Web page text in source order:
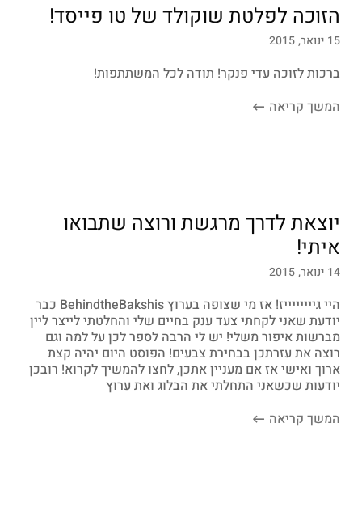
הזוכה לפלטת שוקולד של טו פייסד!
15 ינואר, 2015
ברכות לזוכה עדי פנקר! תודה לכל המשתתפות!
המשך קריאה
יוצאת לדרך מרגשת ורוצה שתבואו
איתי!
14 ינואר, 2015
היי גייייייייז! אז מי שצופה בערוץ BehindtheBakshis כבר
יודעת שאני לקחתי צעד ענק בחיים שלי והחלטתי לייצר ליין
מברשות איפור משלי! יש לי הרבה לספר לכן על למה וגם
רוצה את עזרתכן בבחירת צבעים! הפוסט היום יהיה קצת
ארוך ואישי אז אם מעניין אתכן, לחצו להמשיך לקרוא! רובכן
יודעות שכשאני התחלתי את הבלוג ואת ערוץ
המשך קריאה